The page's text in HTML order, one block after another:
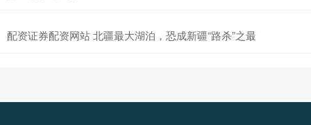
配资证券配资网站 北疆最大湖泊，恐成新疆“路杀”之最